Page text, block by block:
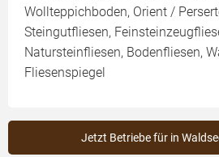
Wollteppichboden, Orient /
Steingutfliesen,
Natursteinfliesen, Bodenfliesen,
Fliesenspiegel
Jetzt Betriebe für in